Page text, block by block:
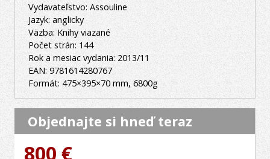
Vydavateľstvo: Assouline
Jazyk: anglicky
Väzba: Knihy viazané
Počet strán: 144
Rok a mesiac vydania: 2013/11
EAN: 9781614280767
Formát: 475×395×70 mm, 6800g
Objednajte si hneď teraz
800 €